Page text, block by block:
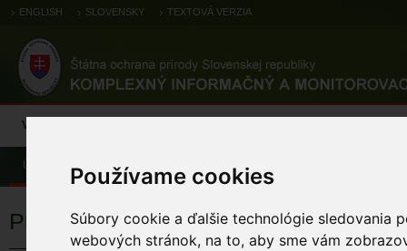
Používame cookies
Súbory cookie a ďalšie technológie sledovania
webových stránok, na to, aby sme vám
ENGLISH SLOVENSKY TEXTOVÁ VERZIA
Výsledky monitoringu
Úvod
Prihlásenie